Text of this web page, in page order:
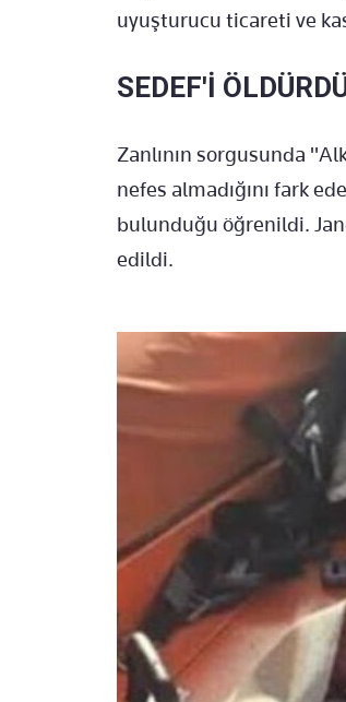
uyuşturucu ticareti ve
SEDEF'İ
Zanlının sorgusunda
nefes almadığını fark
bulunduğu öğrenildi.
edildi.